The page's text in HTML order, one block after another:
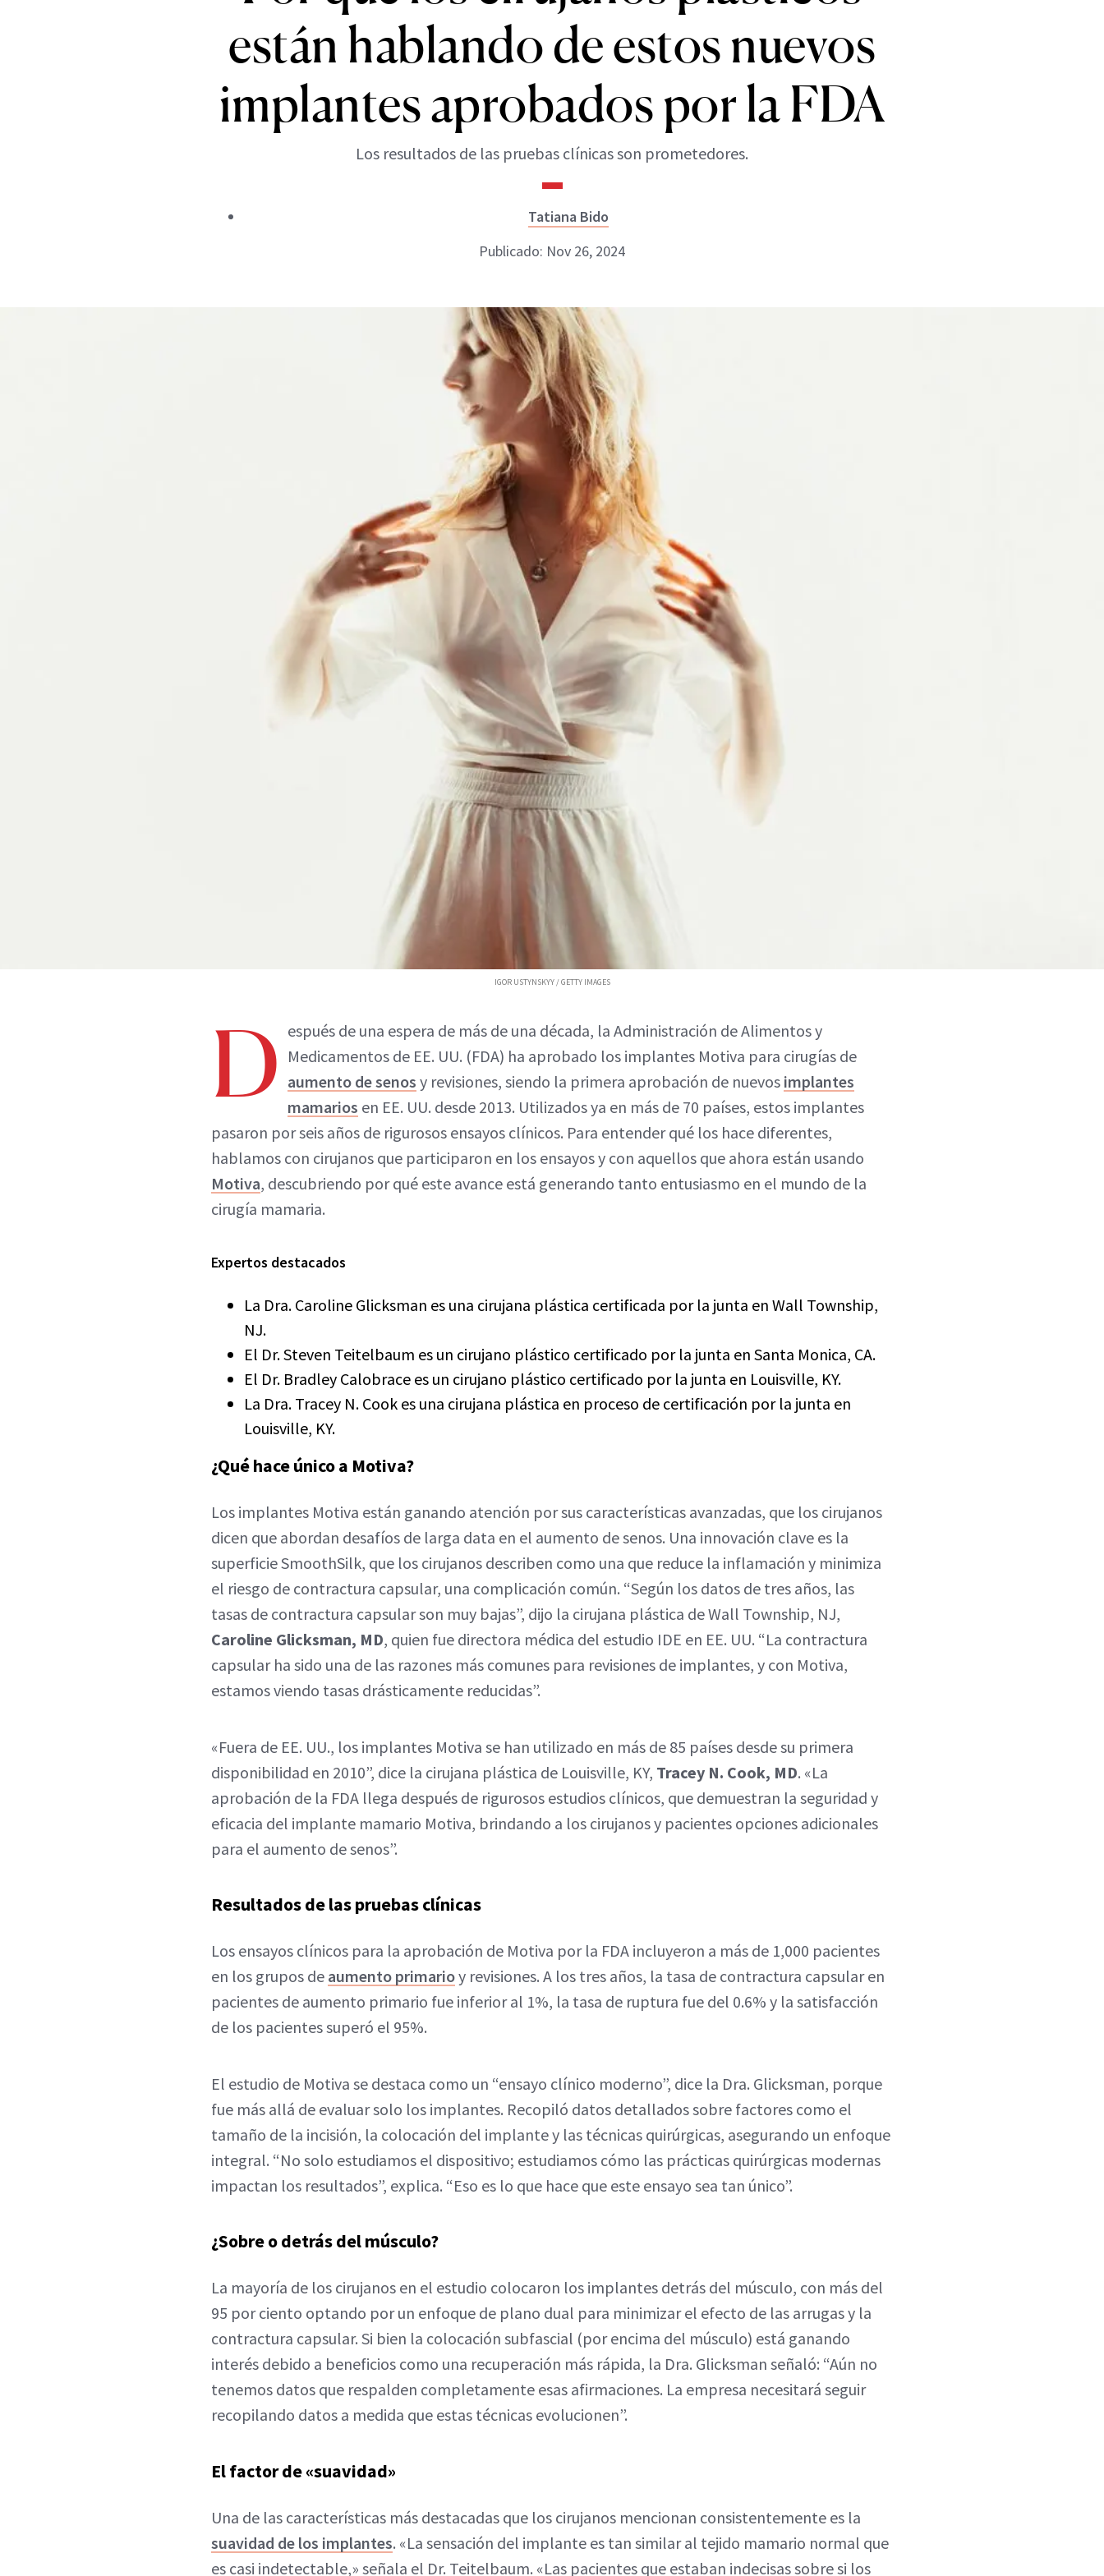
están hablando de estos nuevos
implantes aprobados por la FDA
Los resultados de las pruebas clínicas son prometedores.
Tatiana Bido
Publicado: Nov 26, 2024
IGOR USTYNSKYY / GETTY IMAGES
D espués de una espera de más de una década, la Administración de Alimentos y
Medicamentos de EE. UU. (FDA) ha aprobado los implantes Motiva para cirugías de
aumento de senos y revisiones, siendo la primera aprobación de nuevos implantes
mamarios en EE. UU. desde 2013. Utilizados ya en más de 70 países, estos implantes
pasaron por seis años de rigurosos ensayos clínicos. Para entender qué los hace diferentes,
hablamos con cirujanos que participaron en los ensayos y con aquellos que ahora están usando
Motiva, descubriendo por qué este avance está generando tanto entusiasmo en el mundo de la
cirugía mamaria.
Expertos destacados
La Dra. Caroline Glicksman es una cirujana plástica certificada por la junta en Wall Township,
NJ.
El Dr. Steven Teitelbaum es un cirujano plástico certificado por la junta en Santa Monica, CA.
El Dr. Bradley Calobrace es un cirujano plástico certificado por la junta en Louisville, KY.
La Dra. Tracey N. Cook es una cirujana plástica en proceso de certificación por la junta en
Louisville, KY.
¿Qué hace único a Motiva?
Los implantes Motiva están ganando atención por sus características avanzadas, que los cirujanos
dicen que abordan desafíos de larga data en el aumento de senos. Una innovación clave es la
superficie SmoothSilk, que los cirujanos describen como una que reduce la inflamación y minimiza
el riesgo de contractura capsular, una complicación común. “Según los datos de tres años, las
tasas de contractura capsular son muy bajas”, dijo la cirujana plástica de Wall Township, NJ,
Caroline Glicksman, MD, quien fue directora médica del estudio IDE en EE. UU. “La contractura
capsular ha sido una de las razones más comunes para revisiones de implantes, y con Motiva,
estamos viendo tasas drásticamente reducidas”.
«Fuera de EE. UU., los implantes Motiva se han utilizado en más de 85 países desde su primera
disponibilidad en 2010”, dice la cirujana plástica de Louisville, KY, Tracey N. Cook, MD. «La
aprobación de la FDA llega después de rigurosos estudios clínicos, que demuestran la seguridad y
eficacia del implante mamario Motiva, brindando a los cirujanos y pacientes opciones adicionales
para el aumento de senos”.
Resultados de las pruebas clínicas
Los ensayos clínicos para la aprobación de Motiva por la FDA incluyeron a más de 1,000 pacientes
en los grupos de aumento primarioy revisiones. A los tres años, la tasa de contractura capsular en
pacientes de aumento primario fue inferior al 1%, la tasa de ruptura fue del 0.6% y la satisfacción
de los pacientes superó el 95%.
El estudio de Motiva se destaca como un “ensayo clínico moderno”, dice la Dra. Glicksman, porque
fue más allá de evaluar solo los implantes. Recopiló datos detallados sobre factores como el
tamaño de la incisión, la colocación del implante y las técnicas quirúrgicas, asegurando un enfoque
integral. “No solo estudiamos el dispositivo; estudiamos cómo las prácticas quirúrgicas modernas
impactan los resultados”, explica. “Eso es lo que hace que este ensayo sea tan único”.
¿Sobre o detrás del músculo?
La mayoría de los cirujanos en el estudio colocaron los implantes detrás del músculo, con más del
95 por ciento optando por un enfoque de plano dual para minimizar el efecto de las arrugas y la
contractura capsular. Si bien la colocación subfascial (por encima del músculo) está ganando
interés debido a beneficios como una recuperación más rápida, la Dra. Glicksman señaló: “Aún no
tenemos datos que respalden completamente esas afirmaciones. La empresa necesitará seguir
recopilando datos a medida que estas técnicas evolucionen”.
El factor de «suavidad»
Una de las características más destacadas que los cirujanos mencionan consistentemente es la
suavidad de los implantes. «La sensación del implante es tan similar al tejido mamario normal que
es casi indetectable,» señala el Dr. Teitelbaum. «Las pacientes que estaban indecisas sobre si los